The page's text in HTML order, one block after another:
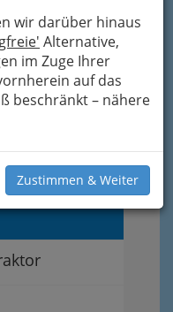
wir darüber hinaus
Alternative,
im Zuge Ihrer
auf das
beschränkt – nähere
Zustimmen & Weiter
mit KFZ